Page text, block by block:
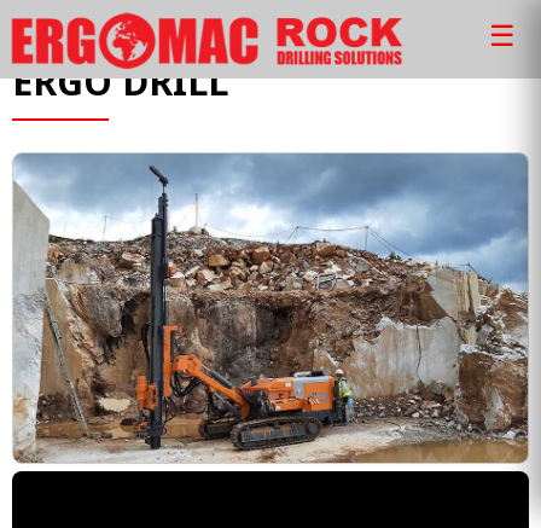
☰
Διατρητικά Μηχανήματα DTH // Coring
ERGO DRILL